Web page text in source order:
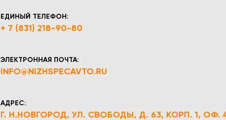
ЕДИНЫЙ ТЕЛЕФОН:
+ 7 (831) 218-90-80
ЭЛЕКТРОННАЯ ПОЧТА:
INFO@NIZHSPECAVTO.RU
АДРЕС:
Г. Н.НОВГОРОД, УЛ. СВОБОДЫ, Д. 63, КОРП. 1, ОФ.